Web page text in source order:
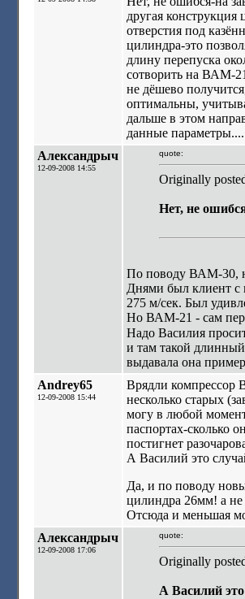
другая конструкция
отверстия под
цилиндра-это
длину перепуска
сотворить на ВАМ-
не дёшево
оптимальны,
дальше в этом
данные
Александрыч
12-09-2008 14:55
quote:
Originally
Нет, не
По поводу ВАМ-30,
Днями был клиент с
275 м/сек. Был
Но ВАМ-21 - сам
Надо Василия
и там такой
выдавала она
Andrey65
12-09-2008 15:44
Врядли компрессор
несколько старых
могу в любой
паспортах-сколько
постигнет
А Василий это
Да, и по поводу
цилиндра 26мм! а
Отсюда и меньшая
Александрыч
12-09-2008 17:06
quote:
Originally
А Василий